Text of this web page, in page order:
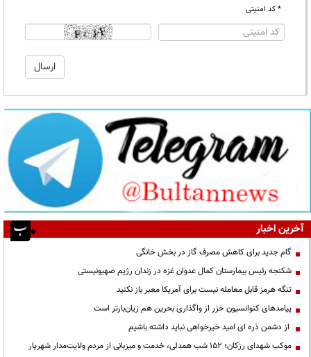
* کد امنیتی
آخرین اخبار
گام جدید برای کاهش مصرف گاز در بخش خانگی
شکنجه رئیس بیمارستان کمال عدوان غزه در زندان رژیم صهیونیستی
تنگه هرمز قابل معامله نیست برای آمریکا معبر باز نکنید
پیامدهای کنوانسیون خزر از واگذاری بحرین هم زیان‌بارتر است
از دشمن ذره ای امید خیرخواهی نباید داشته باشیم
موکب شهدای رزکان؛ ۱۵۲ شب همدلی، خدمت و میزبانی از مردم ولایت‌مدار شهریار